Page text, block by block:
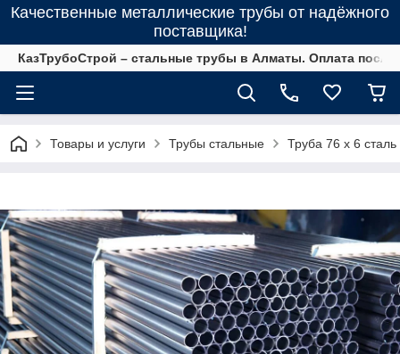
Качественные металлические трубы от надёжного
поставщика!
КазТрубоСтрой – стальные трубы в Алматы. Оплата
Товары и услуги Трубы стальные Труба 76 х 6 сталь